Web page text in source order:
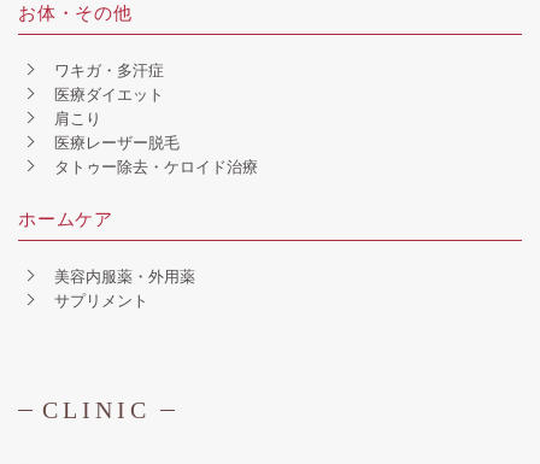
お体・その他
ワキガ・多汗症
医療ダイエット
肩こり
医療レーザー脱毛
タトゥー除去・ケロイド治療
ホームケア
美容内服薬・外用薬
サプリメント
CLINIC